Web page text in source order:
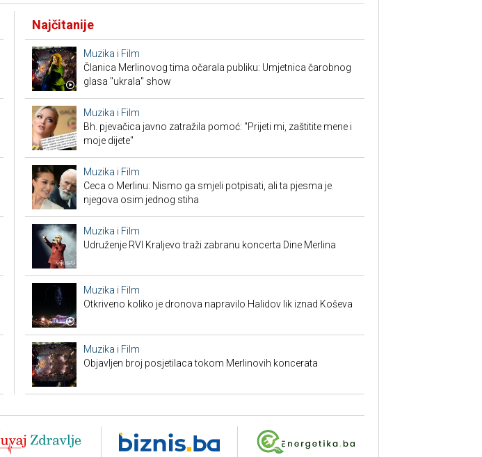
Najčitanije
Muzika i Film
Članica Merlinovog tima očarala publiku: Umjetnica čarobnog
glasa "ukrala" show
Muzika i Film
Bh. pjevačica javno zatražila pomoć: "Prijeti mi, zaštitite mene i
moje dijete"
Muzika i Film
Ceca o Merlinu: Nismo ga smjeli potpisati, ali ta pjesma je
njegova osim jednog stiha
Muzika i Film
Udruženje RVI Kraljevo traži zabranu koncerta Dine Merlina
Muzika i Film
Otkriveno koliko je dronova napravilo Halidov lik iznad Koševa
Muzika i Film
Objavljen broj posjetilaca tokom Merlinovih koncerata